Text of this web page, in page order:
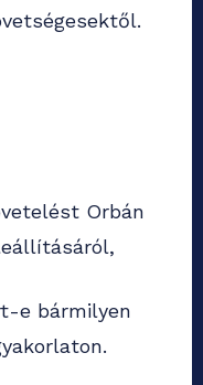
Orbán
e bármilyen